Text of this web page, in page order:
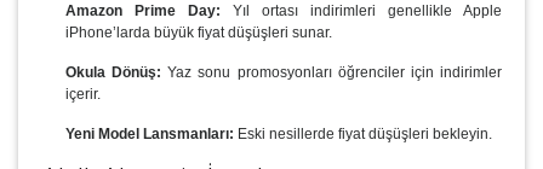
Amazon Prime Day: Yıl ortası indirimleri genellikle Apple
iPhone’larda büyük fiyat düşüşleri sunar.
Okula Dönüş: Yaz sonu promosyonları öğrenciler için indirimler
içerir.
Yeni Model Lansmanları: Eski nesillerde fiyat düşüşleri bekleyin.